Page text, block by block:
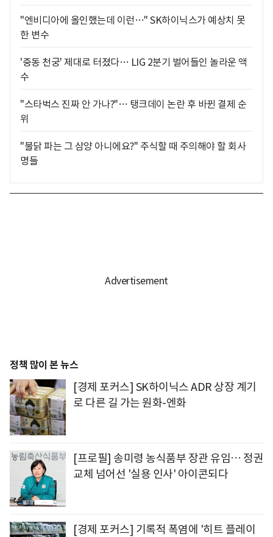
"엔비디아에 올인했는데 이런…" SK하이닉스가 예상치 못
한 변수
'중동 천궁' 제대로 터졌다… LIG 2분기 벌어들인 놀라운 액
수
"스타벅스 진짜 안 가나?"… 탱크데이 논란 후 바뀐 결제 순
위
"불닭 파는 그 삼양 아니에요?" 주식할 때 주의해야 할 회사
명들
정책 많이 본 뉴스
[경제 포커스] SK하이닉스 ADR 상장 계기
로 다른 길 가는 원화-엔화
[프로필] 송미령 농식품부 장관 유임… 정권
교체 넘어선 '실용 인사' 아이콘되다
[경제 포커스] 기록적 폭염에 '히트 플레이